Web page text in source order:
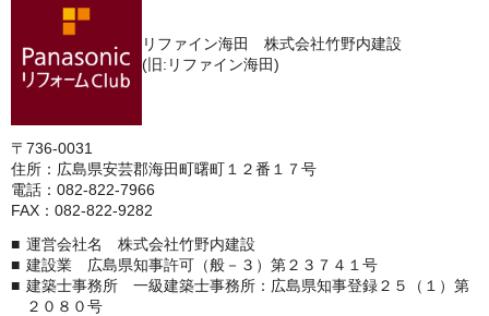
リファイン海田 株式会社竹野内建設
(旧:リファイン海田)
〒736-0031
住所：広島県安芸郡海田町曙町１２番１７号
電話：082-822-7966
FAX：082-822-9282
運営会社名 株式会社竹野内建設
建設業 広島県知事許可（般－３）第２３７４１号
建築士事務所 一級建築士事務所：広島県知事登録２５（１）第
２０８０号